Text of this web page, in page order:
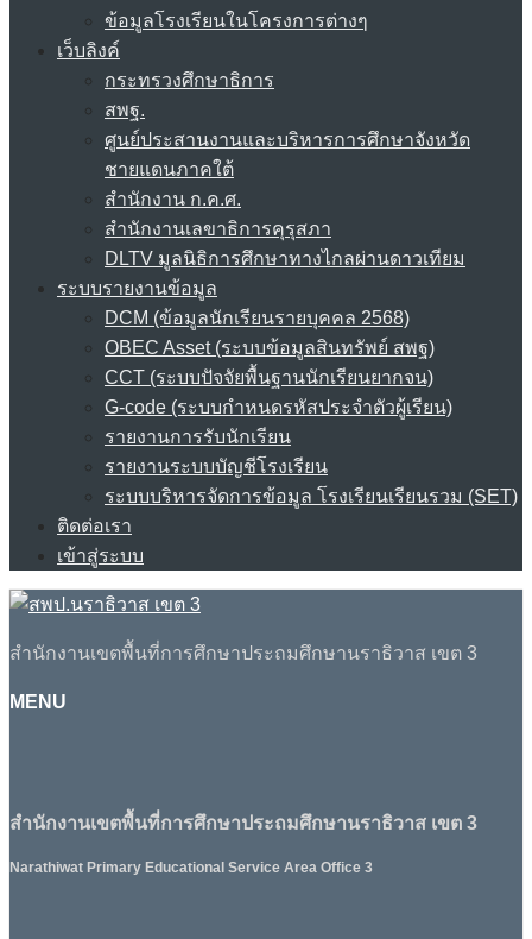
ข้อมูลโรงเรียนในโครงการต่างๆ
เว็บลิงค์
กระทรวงศึกษาธิการ
สพฐ.
ศูนย์ประสานงานและบริหารการศึกษาจังหวัด
ชายแดนภาคใต้
สำนักงาน ก.ค.ศ.
สำนักงานเลขาธิการคุรุสภา
DLTV มูลนิธิการศึกษาทางไกลผ่านดาวเทียม
ระบบรายงานข้อมูล
DCM (ข้อมูลนักเรียนรายบุคคล 2568)
OBEC Asset (ระบบข้อมูลสินทรัพย์ สพฐ)
CCT (ระบบปัจจัยพื้นฐานนักเรียนยากจน)
G-code (ระบบกำหนดรหัสประจำตัวผู้เรียน)
รายงานการรับนักเรียน
รายงานระบบบัญชีโรงเรียน
ระบบบริหารจัดการข้อมูล โรงเรียนเรียนรวม (SET)
ติดต่อเรา
เข้าสู่ระบบ
สำนักงานเขตพื้นที่การศึกษาประถมศึกษานราธิวาส เขต 3
MENU
สำนักงานเขตพื้นที่การศึกษาประถมศึกษานราธิวาส เขต 3
Narathiwat Primary Educational Service Area Office 3